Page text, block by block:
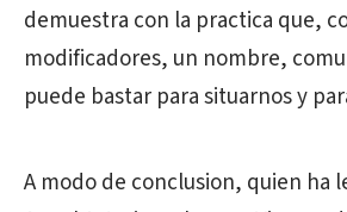
demuestra con la practica que,
modificadores, un nombre,
puede bastar para situarnos y
A modo de conclusion, quien ha